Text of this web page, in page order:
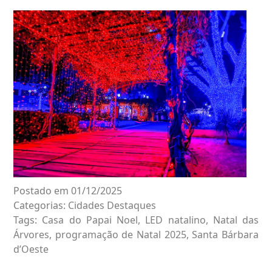
Postado em 01/12/2025
Categorias: Cidades Destaques
Tags: Casa do Papai Noel, LED natalino, Natal das
Árvores, programação de Natal 2025, Santa Bárbara
d’Oeste